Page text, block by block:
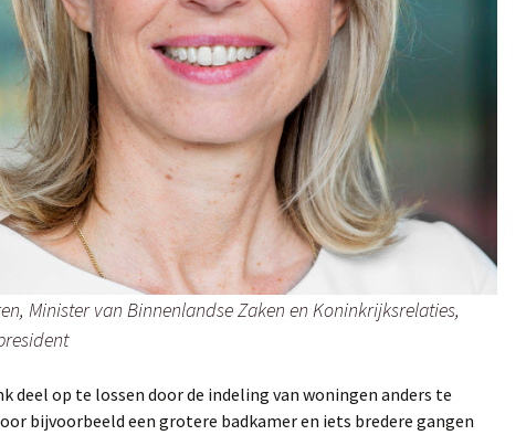
Minister van Binnenlandse Zaken en Koninkrijksrelaties,
deel op te lossen door de indeling van woningen anders te
bijvoorbeeld een grotere badkamer en iets bredere gangen